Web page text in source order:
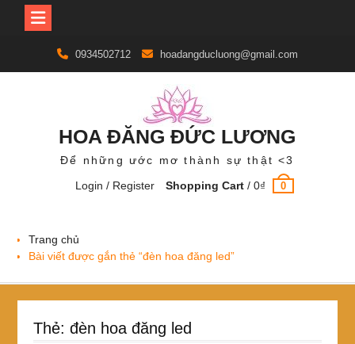
content
0934502712 hoadangducluong@gmail.com
HOA ĐĂNG ĐỨC LƯƠNG
Để những ước mơ thành sự thật <3
Login / Register
Shopping Cart /0₫ 0
Trang chủ
Bài viết được gắn thẻ “đèn hoa đăng led”
Thẻ: đèn hoa đăng led